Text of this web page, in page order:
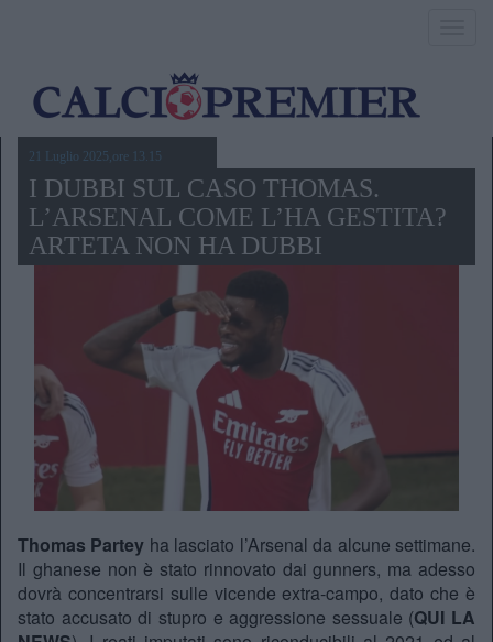
21 Luglio 2025,ore 13.15
I DUBBI SUL CASO THOMAS.
L’ARSENAL COME L’HA GESTITA?
ARTETA NON HA DUBBI
Thomas Partey ha lasciato l’Arsenal da alcune settimane.
Il ghanese non è stato rinnovato dai gunners, ma adesso
dovrà concentrarsi sulle vicende extra-campo, dato che è
stato accusato di stupro e aggressione sessuale (QUI LA